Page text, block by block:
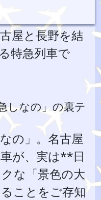
屋と長野を結
特急列車で
しなの」の裏テ
の」。名古屋
が、実は**日
な「景色の大
ことをご存知